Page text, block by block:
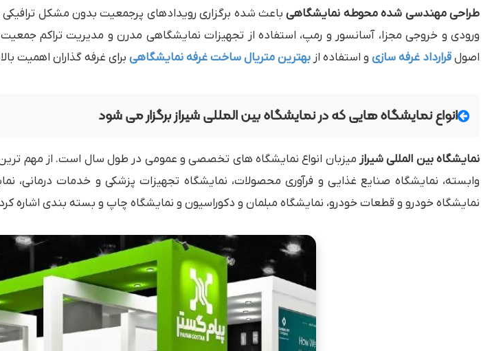
طراحی مهندسی شده محوطه نمایشگاهی باعث شده برگزاری رویدادهای پرجمعیت بدون مشکل
ورودی و خروجی مجزا، آسانسور و رمپ، استفاده از تجهیزات نمایشگاهی مدرن و مدیریت تراکم
اصولقرارداد غرفه سازی و استفاده از بهترین متریال ساخت غرفه نمایشگاهی برای غرفه‌ گذاران اهمیت
انواع نمایشگاه هایی که در نمایشگاه بین المللی شیراز برگزار می شود
نمایشگاه بین المللی شیراز میزبان انواع نمایشگاه های تخصصی و عمومی در طول سال است. از مهم
وابسته، نمایشگاه صنایع غذایی و فرآوری محصولات، نمایشگاه تجهیزات پزشکی و خدمات درمانی،
نمایشگاه خودرو و قطعات خودرو، نمایشگاه مبلمان و دکوراسیون و نمایشگاه چاپ و بسته بندی اشاره